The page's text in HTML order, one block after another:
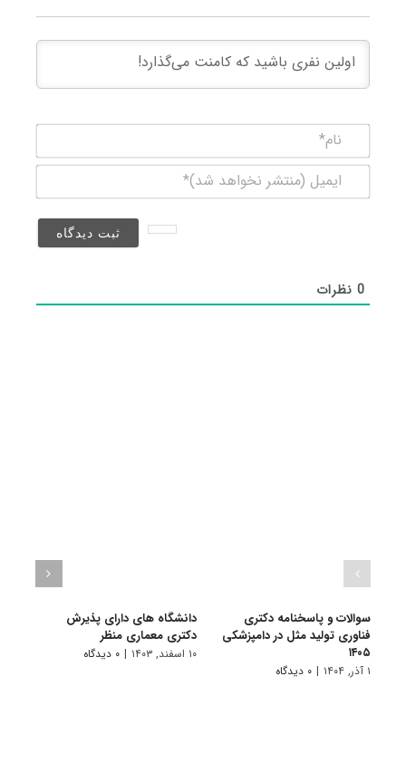
(منتشر
0نظرات
سوالات و پاسخنامه دکتری
فناوری تولید مثل در دامپزشکی
۱۴۰۵
۱ آذر, ۱۴۰۴ | ۰ دیدگاه
دانشگاه های دارای پذیرش
دکتری ﻣﻌﻤﺎری منظر
۱۰ اسفند, ۱۴۰۳ | ۰ دیدگاه